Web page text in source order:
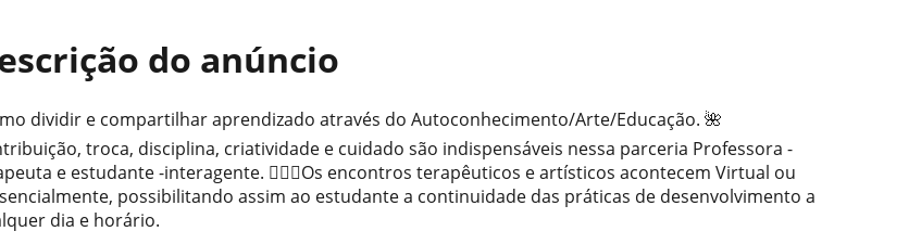
do anúncio
dividir e compartilhar aprendizado através do Autoconhecimento/Arte/Educação. 🌺
troca, disciplina, criatividade e cuidado são indispensáveis nessa parceria Professora -
e estudante -interagente. 🧘🏻‍♀️Os encontros terapêuticos e artísticos acontecem Virtual ou
possibilitando assim ao estudante a continuidade das práticas de desenvolvimento a
dia e horário.